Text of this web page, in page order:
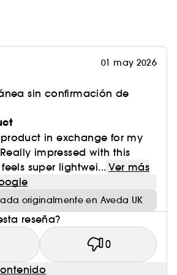
de playa».
de Aveda
01 may 2026
sin confirmación de
in exchange for my
impressed with this
super lightwei... Ver más
originalmente en Aveda UK
reseña?
0